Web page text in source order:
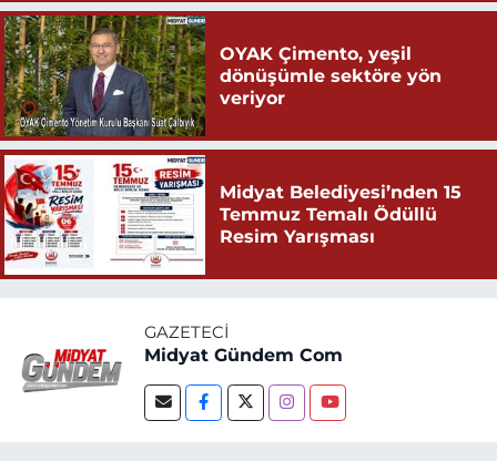
OYAK Çimento, yeşil
dönüşümle sektöre yön
veriyor
Midyat Belediyesi’nden 15
Temmuz Temalı Ödüllü
Resim Yarışması
GAZETECI
Midyat Gündem Com